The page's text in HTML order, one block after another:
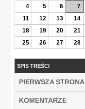
4
5 6 7
11
12 13 14
18
19 20 21
25
26 27 28
SPIS TREŚCI
PIERWSZA STRONA
KOMENTARZE